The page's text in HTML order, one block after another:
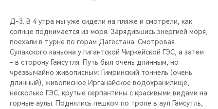
Д-3. В 4 утра мы уже сидели на пляже и смотрели, как
солнце поднимается из моря. Зарядившись энергией моря,
поехали в турне по горам Дагестана. Смотровая
Сулакского каньона у гигантской Чиркейской ГЭС, а затем
- в сторону Гамсутля. Путь был очень длинным, но
чрезвычайно живописным: Гимринский тоннель (очень
длинный), живописное Ирганайское водохранилище,
несколько ГЭС, крутые серпантины с красивыми видами на
горные аулы. Поднялись пешком по тропе в аул Гамсутль,